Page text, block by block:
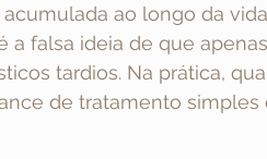
acumulada ao longo da
a falsa ideia de que
tardios. Na prática,
de tratamento